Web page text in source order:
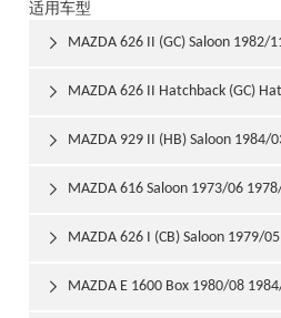
适用车型
MAZDA 626 II (GC) Saloon 1982/

MAZDA 626 II Hatchback (GC)

MAZDA 929 II (HB) Saloon 1984/

MAZDA 616 Saloon 1973/06

MAZDA 626 I (CB) Saloon 1979/

MAZDA E 1600 Box 1980/08
